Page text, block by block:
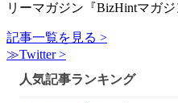
リーマガジン『BizHintマガ
記事一覧を見る >
≫Twitter >
人気記事ランキング